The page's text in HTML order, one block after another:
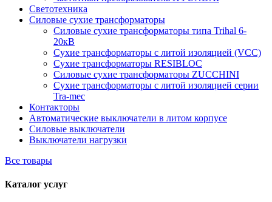
Светотехника
Силовые сухие трансформаторы
Силовые сухие трансформаторы типа Trihal 6-
20кВ
Сухие трансформаторы с литой изоляцией (VCC)
Сухие трансформаторы RESIBLOC
Силовые сухие трансформаторы ZUCCHINI
Сухие трансформаторы с литой изоляцией серии
Tra-mec
Контакторы
Автоматические выключатели в литом корпусе
Силовые выключатели
Выключатели нагрузки
Все товары
Каталог услуг